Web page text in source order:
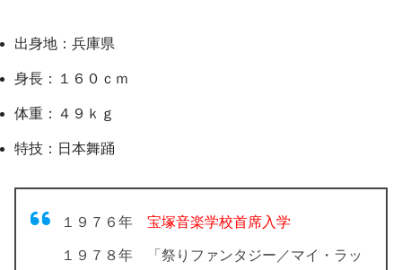
出身地：兵庫県
身長：１６０ｃｍ
体重：４９ｋｇ
特技：日本舞踊
１９７６年 宝塚音楽学校首席入学
１９７８年 「祭りファンタジー／マイ・ラッ